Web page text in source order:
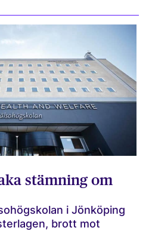
stämning om
i Jönköping
brott mot